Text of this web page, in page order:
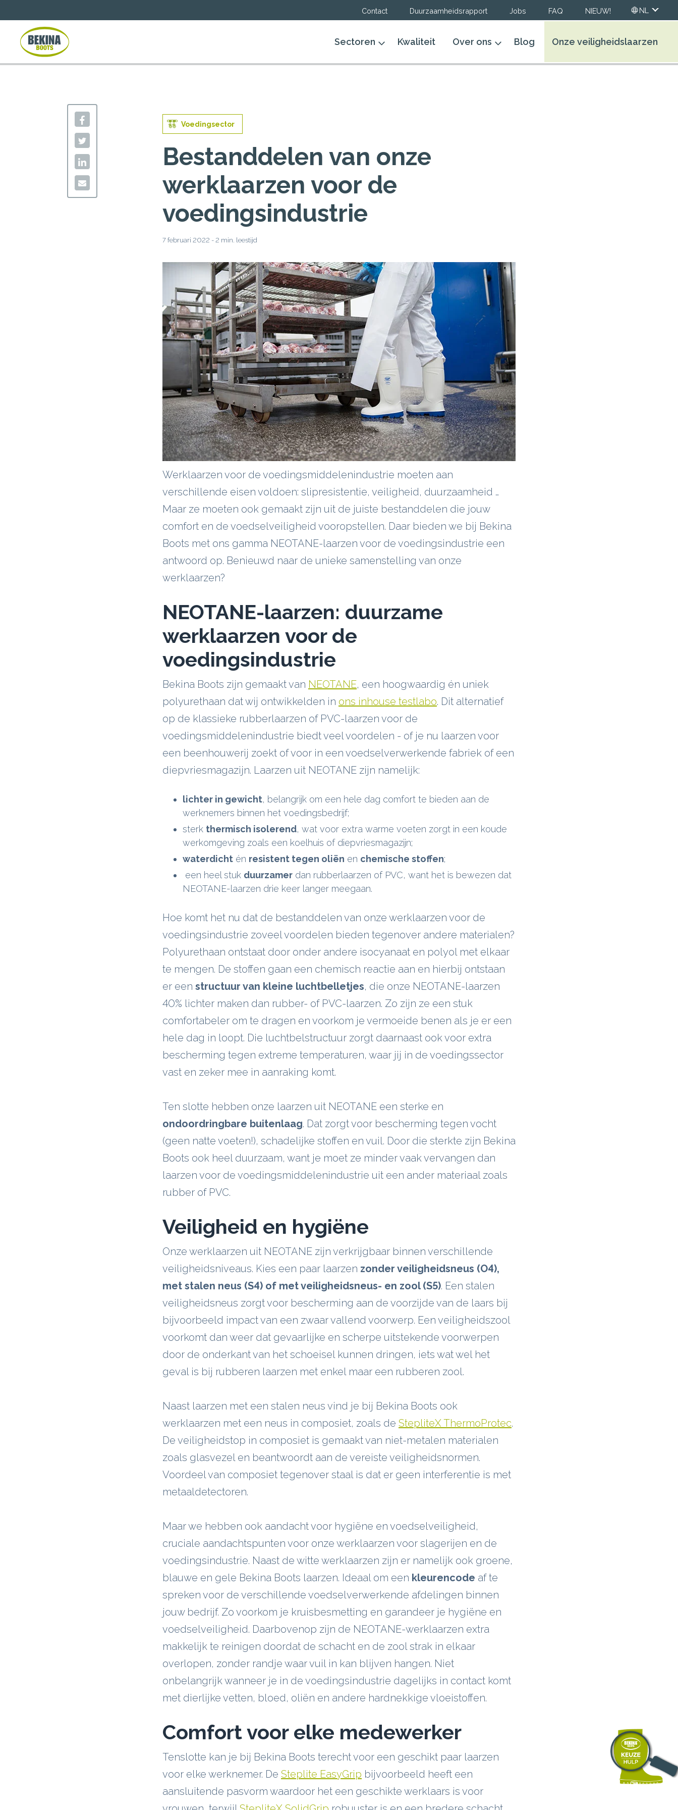
Contact Duurzaamheidsrapport Jobs FAQ NIEUW! NL
Sectoren Kwaliteit Over ons Blog Onze veiligheidslaarzen
Voedingsector
Bestanddelen van onze
werklaarzen voor de
voedingsindustrie
7 februari 2022 - 2 min. leestijd
Werklaarzen voor de voedingsmiddelenindustrie moeten aan
verschillende eisen voldoen: slipresistentie, veiligheid, duurzaamheid …
Maar ze moeten ook gemaakt zijn uit de juiste bestanddelen die jouw
comfort en de voedselveiligheid vooropstellen. Daar bieden we bij Bekina
Boots met ons gamma NEOTANE-laarzen voor de voedingsindustrie een
antwoord op. Benieuwd naar de unieke samenstelling van onze
werklaarzen?
NEOTANE-laarzen: duurzame
werklaarzen voor de
voedingsindustrie
Bekina Boots zijn gemaakt van NEOTANE, een hoogwaardig én uniek
polyurethaan dat wij ontwikkelden in ons inhouse testlabo. Dit alternatief
op de klassieke rubberlaarzen of PVC-laarzen voor de
voedingsmiddelenindustrie biedt veel voordelen - of je nu laarzen voor
een beenhouwerij zoekt of voor in een voedselverwerkende fabriek of een
diepvriesmagazijn. Laarzen uit NEOTANE zijn namelijk:
lichter in gewicht, belangrijk om een hele dag comfort te bieden aan de
werknemers binnen het voedingsbedrijf;
sterk thermisch isolerend, wat voor extra warme voeten zorgt in een koude
werkomgeving zoals een koelhuis of diepvriesmagazijn;
waterdicht én resistent tegen oliën en chemische stoffen;
een heel stuk duurzamer dan rubberlaarzen of PVC, want het is bewezen dat
NEOTANE-laarzen drie keer langer meegaan.
Hoe komt het nu dat de bestanddelen van onze werklaarzen voor de
voedingsindustrie zoveel voordelen bieden tegenover andere materialen?
Polyurethaan ontstaat door onder andere isocyanaat en polyol met elkaar
te mengen. De stoffen gaan een chemisch reactie aan en hierbij ontstaan
er een structuur van kleine luchtbelletjes, die onze NEOTANE-laarzen
40% lichter maken dan rubber- of PVC-laarzen. Zo zijn ze een stuk
comfortabeler om te dragen en voorkom je vermoeide benen als je er een
hele dag in loopt. Die luchtbelstructuur zorgt daarnaast ook voor extra
bescherming tegen extreme temperaturen, waar jij in de voedingssector
vast en zeker mee in aanraking komt.
Ten slotte hebben onze laarzen uit NEOTANE een sterke en
ondoordringbare buitenlaag. Dat zorgt voor bescherming tegen vocht
(geen natte voeten!), schadelijke stoffen en vuil. Door die sterkte zijn Bekina
Boots ook heel duurzaam, want je moet ze minder vaak vervangen dan
laarzen voor de voedingsmiddelenindustrie uit een ander materiaal zoals
rubber of PVC.
Veiligheid en hygiëne
Onze werklaarzen uit NEOTANE zijn verkrijgbaar binnen verschillende
veiligheidsniveaus. Kies een paar laarzen zonder veiligheidsneus (O4),
met stalen neus (S4) of met veiligheidsneus- en zool (S5). Een stalen
veiligheidsneus zorgt voor bescherming aan de voorzijde van de laars bij
bijvoorbeeld impact van een zwaar vallend voorwerp. Een veiligheidszool
voorkomt dan weer dat gevaarlijke en scherpe uitstekende voorwerpen
door de onderkant van het schoeisel kunnen dringen, iets wat wel het
geval is bij rubberen laarzen met enkel maar een rubberen zool.
Naast laarzen met een stalen neus vind je bij Bekina Boots ook
werklaarzen met een neus in composiet, zoals de StepliteX ThermoProtec.
De veiligheidstop in composiet is gemaakt van niet-metalen materialen
zoals glasvezel en beantwoordt aan de vereiste veiligheidsnormen.
Voordeel van composiet tegenover staal is dat er geen interferentie is met
metaaldetectoren.
Maar we hebben ook aandacht voor hygiëne en voedselveiligheid,
cruciale aandachtspunten voor onze werklaarzen voor slagerijen en de
voedingsindustrie. Naast de witte werklaarzen zijn er namelijk ook groene,
blauwe en gele Bekina Boots laarzen. Ideaal om een kleurencode af te
spreken voor de verschillende voedselverwerkende afdelingen binnen
jouw bedrijf. Zo voorkom je kruisbesmetting en garandeer je hygiëne en
voedselveiligheid. Daarbovenop zijn de NEOTANE-werklaarzen extra
makkelijk te reinigen doordat de schacht en de zool strak in elkaar
overlopen, zonder randje waar vuil in kan blijven hangen. Niet
onbelangrijk wanneer je in de voedingsindustrie dagelijks in contact komt
met dierlijke vetten, bloed, oliën en andere hardnekkige vloeistoffen.
Comfort voor elke medewerker
Tenslotte kan je bij Bekina Boots terecht voor een geschikt paar laarzen
voor elke werknemer. De Steplite EasyGrip bijvoorbeeld heeft een
aansluitende pasvorm waardoor het een geschikte werklaars is voor